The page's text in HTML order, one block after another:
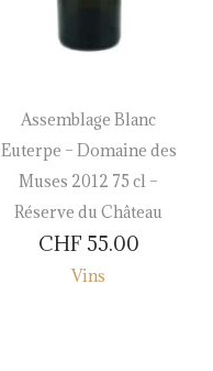
Assemblage Blanc
Euterpe – Domaine des
Muses 2012 75 cl –
Réserve du Château
CHF 55.00
Vins